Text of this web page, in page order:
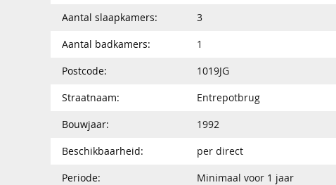
Aantal slaapkamers:
3
Aantal badkamers:
1
Postcode:
1019JG
Straatnaam:
Entrepotbrug
Bouwjaar:
1992
Beschikbaarheid:
per direct
Periode:
Minimaal voor 1 jaar